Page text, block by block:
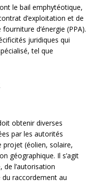
le bail emphytéotique,
d’exploitation et de
d’énergie (PPA).
juridiques qui
tel que
obtenir diverses
par les autorités
(éolien, solaire,
géographique. Il s’agit
l’autorisation
raccordement au